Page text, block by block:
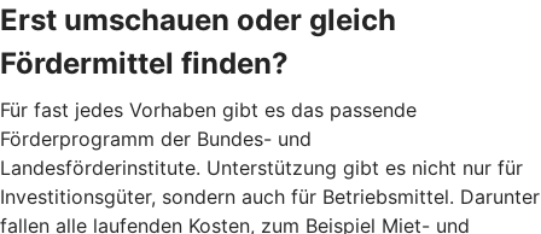
Erst umschauen oder gleich
Fördermittel finden?
Für fast jedes Vorhaben gibt es das passende
Förderprogramm der Bundes- und
Landesförderinstitute. Unterstützung gibt es nicht nur für
Investitionsgüter, sondern auch für Betriebsmittel. Darunter
fallen alle laufenden Kosten, zum Beispiel Miet- und